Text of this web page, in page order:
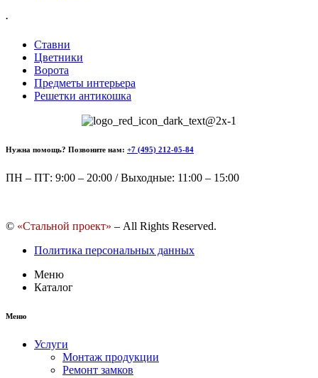
.
Ставни
Цветники
Ворота
Предметы интерьера
Решетки антикошка
Нужна помощь? Позвоните нам: +7 (495) 212-05-84
ПН – ПТ: 9:00 – 20:00 / Выходные: 11:00 – 15:00
© «Стальной проект» – All Rights Reserved.
Политика персональных данных
Меню
Каталог
Меню
Услуги
Монтаж продукции
Ремонт замков